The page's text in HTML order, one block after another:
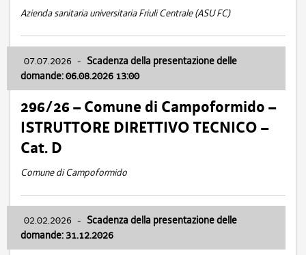
Azienda sanitaria universitaria Friuli Centrale (ASU FC)
07.07.2026 - Scadenza della presentazione delle
domande: 06.08.2026 13:00
296/26 – Comune di Campoformido –
ISTRUTTORE DIRETTIVO TECNICO –
Cat. D
Comune di Campoformido
02.02.2026 - Scadenza della presentazione delle
domande: 31.12.2026